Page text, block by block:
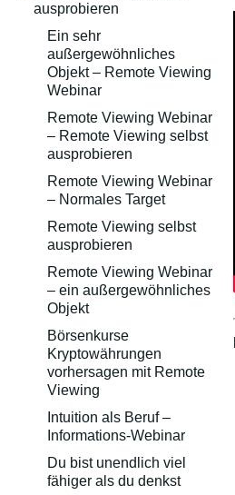
ausprobieren
Ein sehr
außergewöhnliches
Objekt – Remote Viewing
Webinar
Remote Viewing Webinar
– Remote Viewing selbst
ausprobieren
Remote Viewing Webinar
– Normales Target
Remote Viewing selbst
ausprobieren
Remote Viewing Webinar
– ein außergewöhnliches
Objekt
Börsenkurse
Kryptowährungen
vorhersagen mit Remote
Viewing
Intuition als Beruf –
Informations-Webinar
Du bist unendlich viel
fähiger als du denkst